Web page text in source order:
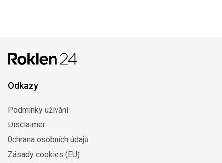
Odkazy
Podmínky užívání
Disclaimer
0chrana osobních údajů
Zásady cookies (EU)